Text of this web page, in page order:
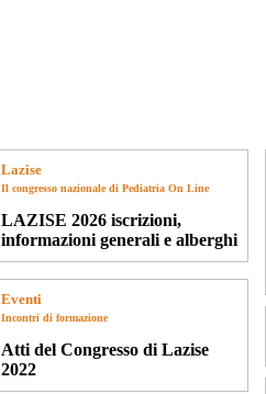
Lazise
Il congresso nazionale di Pediatria On Line
LAZISE 2026 iscrizioni,
informazioni generali e alberghi
Eventi
Incontri di formazione
Atti del Congresso di Lazise
2022